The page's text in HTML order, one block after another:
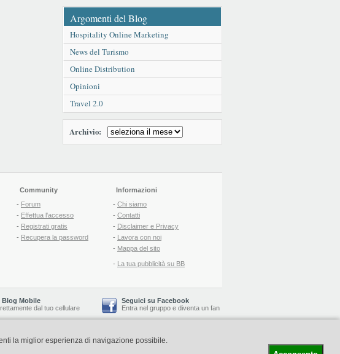
Argomenti del Blog
Hospitality Online Marketing
News del Turismo
Online Distribution
Opinioni
Travel 2.0
Archivio:
Community
- Forum
- Effettua l'accesso
- Registrati gratis
- Recupera la password
Informazioni
- Chi siamo
- Contatti
- Disclaimer e Privacy
- Lavora con noi
- Mappa del sito
- La tua pubblicità su BB
Mobile
dal tuo cellulare
Seguici su Facebook
Entra nel gruppo e diventa un fan
Unico -www.qnt.it-Booking Blog™ -Il blog del Web Marketing Turistico
la miglior esperienza di navigazione possibile.